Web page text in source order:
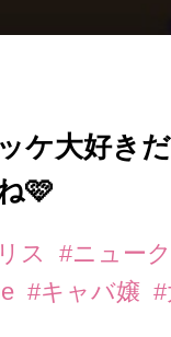
ケ大好き
🩷
ス #ニュー
#キャバ嬢 #